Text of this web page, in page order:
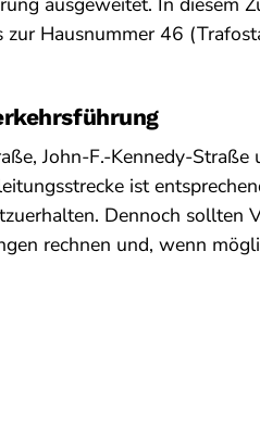
zur Hausnummer 46
John-F.-Kennedy-Straße
ist
Dennoch sollten
rechnen und, wenn